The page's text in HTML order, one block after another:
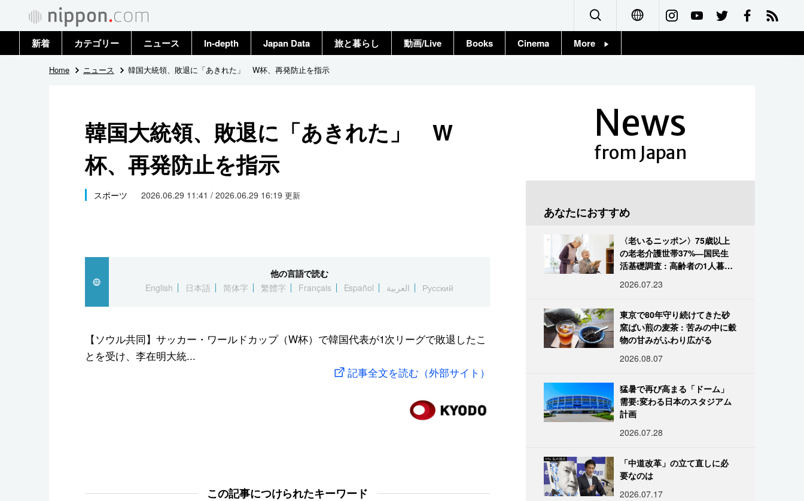
Français
新着 カテゴリー
政治・外交
国際
社会
文化
スポーツ・東京2020
ニュース
トップ
In-depth Japan Data 旅と暮らし 動画/Live Books Cinema More
Home ニュース 韓国大統領、敗退に「あきれた」 W杯、再発防止を指示
韓国大統領、敗退に「あきれた」 W
杯、再発防止を指示
スポーツ 2026.06.29 11:41 / 2026.06.29 16:19 更新
他の言語で読む
English
日本語 简体字 繁體字 Français Español العربية Русский
【ソウル共同】サッカー・ワールドカップ（W杯）で韓国代表が1次リーグで敗退したこ
とを受け、李在明大統...
記事全文を読む（外部サイト）
この記事につけられたキーワード
News
from Japan
あなたにおすすめ
〈老いるニッポン〉75歳以上
の老老介護世帯37%―国民生
活基礎調査 : 高齢者の1人暮ら
2026.07.23
東京で80年守り続けてきた砂
窯ばい煎の麦茶 : 苦みの中に穀
物の甘みがふわり広がる
2026.08.07
猛暑で再び高まる「ドーム」
需要:変わる日本のスタジアム
計画
2026.07.28
「中道改革」の立て直しに必
要なのは
2026.07.17